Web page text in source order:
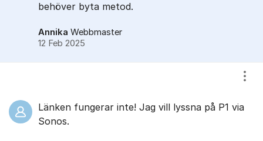
behöver byta metod.
Annika Webbmaster
12 Feb 2025
Länken fungerar inte! Jag vill lyssna på P1 via
Sonos.